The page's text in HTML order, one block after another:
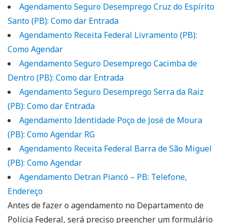
Agendamento Seguro Desemprego Cruz do Espírito
Santo (PB): Como dar Entrada
Agendamento Receita Federal Livramento (PB):
Como Agendar
Agendamento Seguro Desemprego Cacimba de
Dentro (PB): Como dar Entrada
Agendamento Seguro Desemprego Serra da Raiz
(PB): Como dar Entrada
Agendamento Identidade Poço de José de Moura
(PB): Como Agendar RG
Agendamento Receita Federal Barra de São Miguel
(PB): Como Agendar
Agendamento Detran Piancó – PB: Telefone,
Endereço
Antes de fazer o agendamento no Departamento de
Polícia Federal, será preciso preencher um formulário